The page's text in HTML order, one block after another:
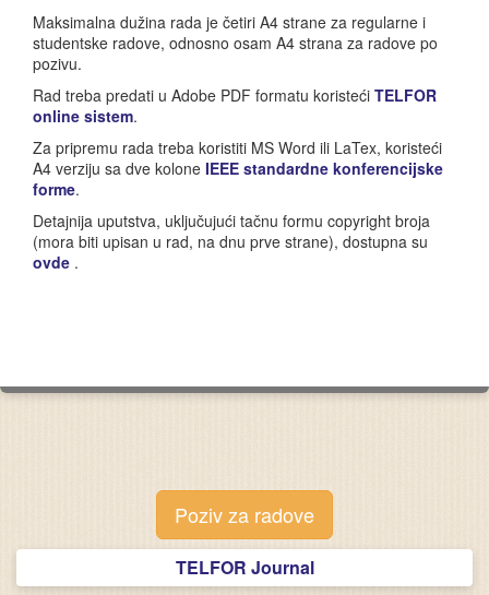
Maksimalna dužina rada je četiri A4 strane za regularne i
studentske radove, odnosno osam A4 strana za radove po
pozivu.
Rad treba predati u Adobe PDF formatu koristeći TELFOR
online sistem.
Za pripremu rada treba koristiti MS Word ili LaTex, koristeći
A4 verziju sa dve kolone IEEE standardne konferencijske
forme.
Detajnija uputstva, uključujući tačnu formu copyright broja
(mora biti upisan u rad, na dnu prve strane), dostupna su
ovde .
Poziv za radove
TELFOR Journal